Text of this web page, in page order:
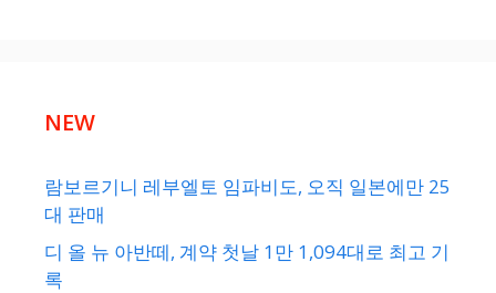
NEW
람보르기니 레부엘토 임파비도, 오직 일본에만 25
대 판매
디 올 뉴 아반떼, 계약 첫날 1만 1,094대로 최고 기
록